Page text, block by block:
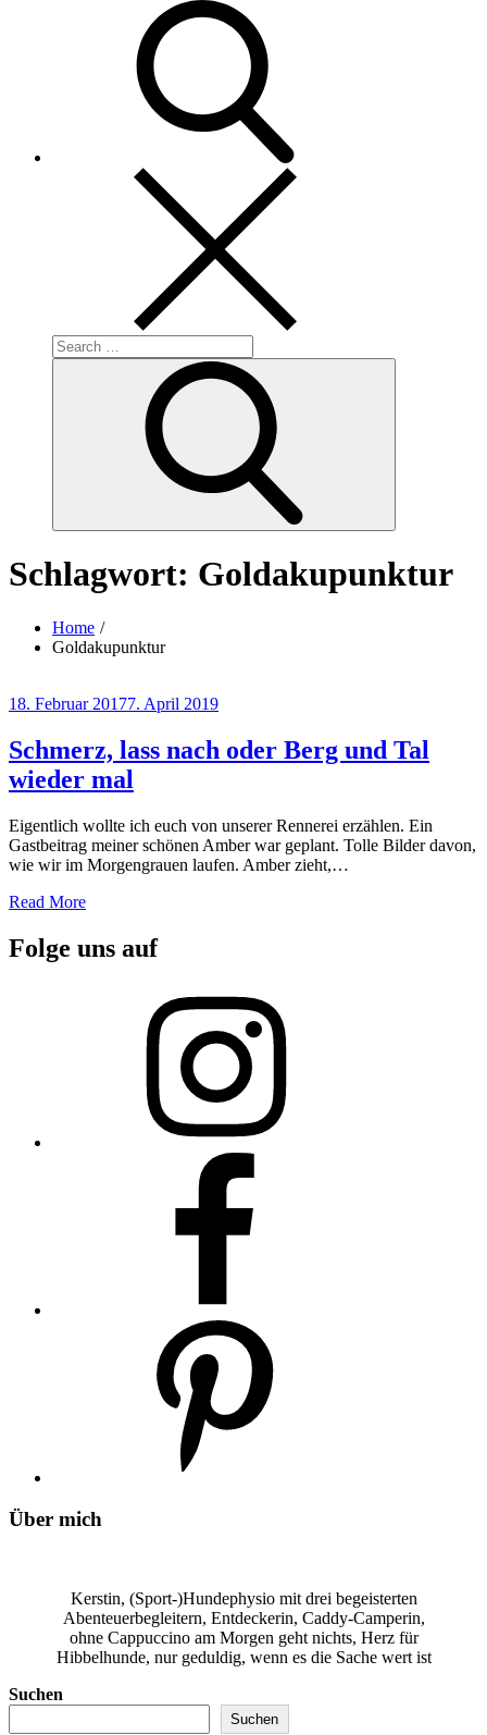
Search
for:
Schlagwort: Goldakupunktur
Home
Goldakupunktur
Posted
18. Februar 20177. April 2019
Schmerz, lass nach oder Berg und Tal
wieder mal
Eigentlich wollte ich euch von unserer Rennerei erzählen. Ein
Gastbeitrag meiner schönen Amber war geplant. Tolle Bilder davon,
wie wir im Morgengrauen laufen. Amber zieht,…
Read More
Folge uns auf
Über mich
Kerstin, (Sport-)Hundephysio mit drei begeisterten
Abenteuerbegleitern, Entdeckerin, Caddy-Camperin,
ohne Cappuccino am Morgen geht nichts, Herz für
Hibbelhunde, nur geduldig, wenn es die Sache wert ist
Suchen
Suchen